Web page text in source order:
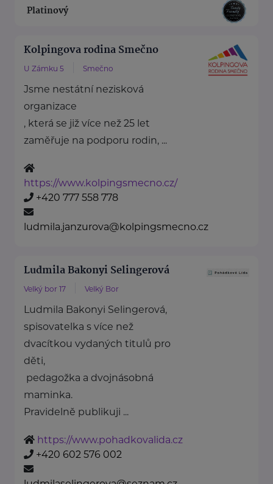
Platinový
Kolpingova rodina Smečno
U Zámku 5 Smečno
Jsme nestátní nezisková
organizace
, která se již více než 25 let
zaměřuje na podporu rodin, ...
https://www.kolpingsmecno.cz/
+420 777 558 778
ludmila.janzurova@kolpingsmecno.cz
Ludmila Bakonyi Selingerová
Velký bor 17 Velký Bor
Ludmila Bakonyi Selingerová,
spisovatelka s více než
dvacítkou vydaných titulů pro
děti,
pedagožka a dvojnásobná
maminka.
Pravidelně publikuji ...
https://www.pohadkovalida.cz
+420 602 576 002